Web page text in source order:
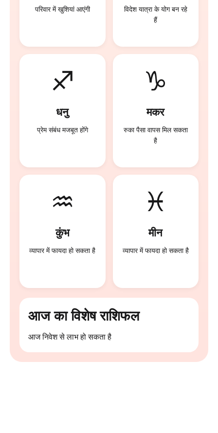
परिवार में खुशियां आएंगी
विदेश यात्रा के योग बन रहे
हैं
♐
धनु
प्रेम संबंध मजबूत होंगे
♑
मकर
रुका पैसा वापस मिल सकता
है
♒
कुंभ
व्यापार में फायदा हो सकता है
♓
मीन
व्यापार में फायदा हो सकता है
आज का विशेष राशिफल
आज निवेश से लाभ हो सकता है